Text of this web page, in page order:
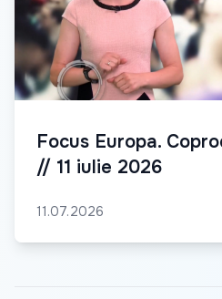
Focus Europa.
// 11 iulie 2026
11.07.2026